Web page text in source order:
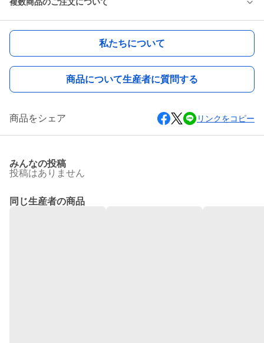
私たちについて
商品について生産者に質問する
商品をシェア リンクをコピー
みんなの投稿
投稿はありません
同じ生産者の商品